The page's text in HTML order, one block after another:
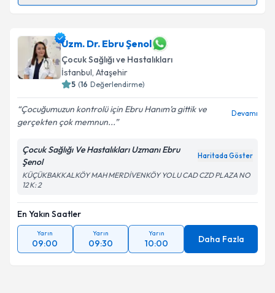
takvim hazırlandığında e-posta ile bilgilendireceğiz.
E-posta Adresiniz
Kişisel verilerimin işlenmesine ilişkin
kapsamda işlenmesini kabul ediyorum.
Uzm. Dr. Ebru Şenol
Çocuk Sağlığı ve Hastalıkları
İstanbul, Ataşehir
5 (16 Değerlendirme)
Çocuğumuzun kontrolü için Ebru Hanım’a gittik ve
gerçekten çok memnun...
Devamı
Çocuk Sağlığı Ve Hastalıkları Uzmanı Ebru
Şenol
Haritada Göster
KÜÇÜKBAKKALKÖY MAH MERDİVENKÖY YOLU CAD CZD PLAZA NO
12 K: 2
En Yakın Saatler
Yarın
09:00
Yarın
09:30
Yarın
10:00 Daha Fazla